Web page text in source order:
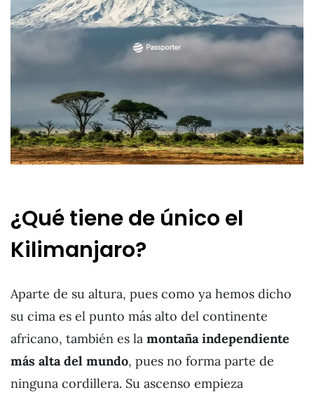
¿Qué tiene de único el
Kilimanjaro?
Aparte de su altura, pues como ya hemos dicho
su cima es el punto más alto del continente
africano, también es la montaña independiente
más alta del mundo, pues no forma parte de
ninguna cordillera. Su ascenso empieza